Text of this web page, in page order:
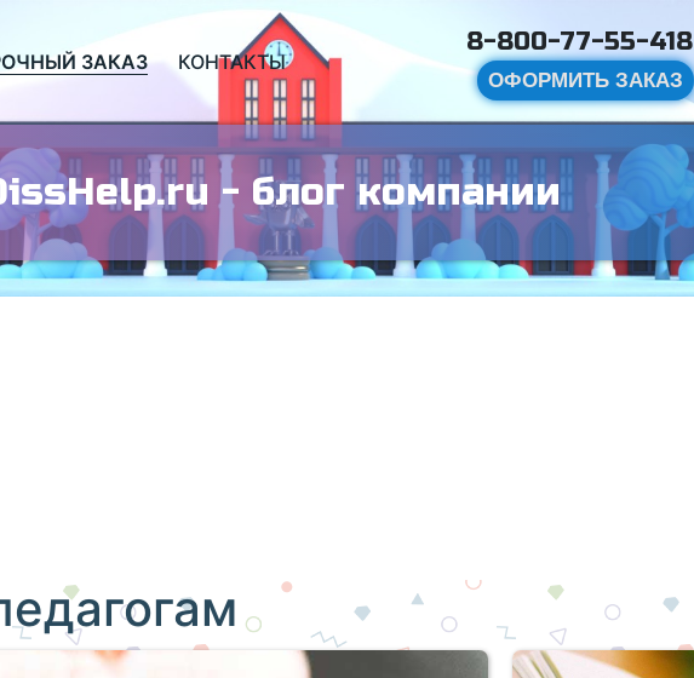
ЗАКАЗ КОНТАКТЫ
8-800-77-55-418
ОФОРМИТЬ ЗАКАЗ
- блог компании